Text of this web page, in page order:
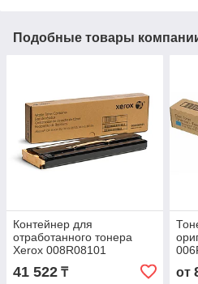
Подобные товары
Контейнер для
отработанного тонера
Xerox 008R08101
41 522 ₸ от